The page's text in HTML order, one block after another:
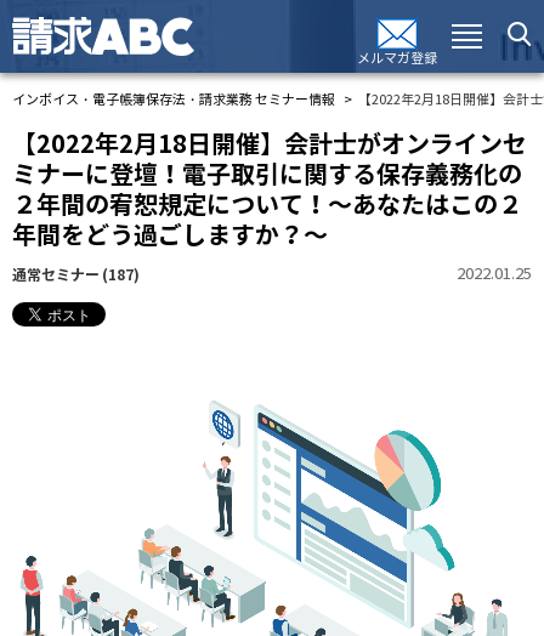
メルマガ登録
インボイス・電子帳簿保存法・請求業務 セミナー情報 【2022年2月18日開催】会計
【2022年2月18日開催】会計士がオンラインセ
ミナーに登壇！電子取引に関する保存義務化の
２年間の宥恕規定について！～あなたはこの２
年間をどう過ごしますか？～
通常セミナー (187) 2022.01.25